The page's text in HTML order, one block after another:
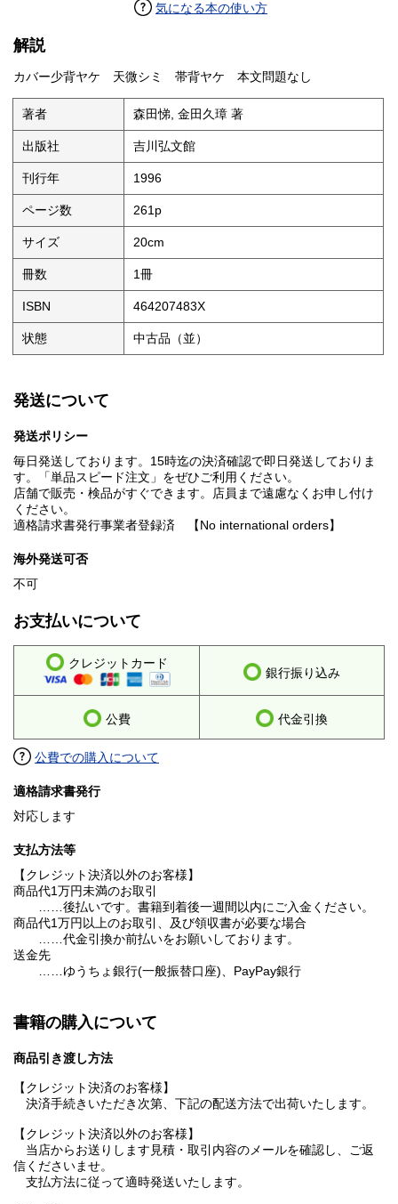
気になる本の使い方
解説
カバー少背ヤケ 天微シミ 帯背ヤケ 本文問題なし
著者 森田悌, 金田久璋 著
出版社 吉川弘文館
刊行年 1996
ページ数 261p
サイズ 20cm
冊数 1冊
ISBN 464207483X
状態 中古品（並）
発送について
発送ポリシー
毎日発送しております。15時迄の決済確認で即日発送しておりま
す。「単品スピード注文」をぜひご利用ください。
店舗で販売・検品がすぐできます。店員まで遠慮なくお申し付け
ください。
適格請求書発行事業者登録済 【No international orders】
海外発送可否
不可
お支払いについて
クレジットカード
銀行振り込み
公費 代金引換
公費での購入について
適格請求書発行
対応します
支払方法等
【クレジット決済以外のお客様】
商品代1万円未満のお取引
……後払いです。書籍到着後一週間以内にご入金ください。
商品代1万円以上のお取引、及び領収書が必要な場合
……代金引換か前払いをお願いしております。
送金先
……ゆうちょ銀行(一般振替口座)、PayPay銀行
書籍の購入について
商品引き渡し方法
【クレジット決済のお客様】
決済手続きいただき次第、下記の配送方法で出荷いたします。
【クレジット決済以外のお客様】
当店からお送りします見積・取引内容のメールを確認し、ご返
信くださいませ。
支払方法に従って適時発送いたします。